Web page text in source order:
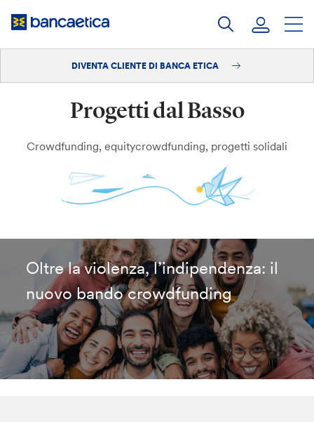
Diventa cliente
DIVENTA CLIENTE DI BANCA ETICA
Progetti dal Basso
Crowdfunding, equitycrowdfunding, progetti solidali
Oltre la violenza, l’indipendenza: il
nuovo bando crowdfunding